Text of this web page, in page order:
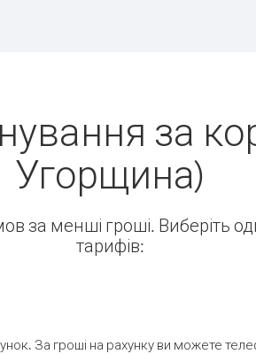
за
Угорщина)
за менші гроші. Виберіть
тарифів:
За гроші на рахунку ви можете